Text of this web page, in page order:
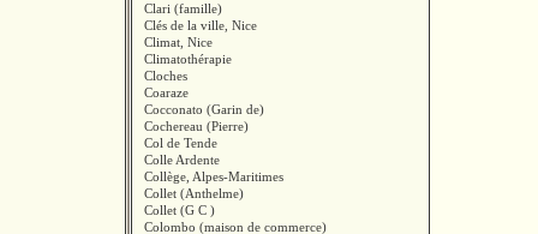
Clari (famille)
Clés de la ville, Nice
Climat, Nice
Climatothérapie
Cloches
Coaraze
Cocconato (Garin de)
Cochereau (Pierre)
Col de Tende
Colle Ardente
Collège, Alpes-Maritimes
Collet (Anthelme)
Collet (G C )
Colombo (maison de commerce)